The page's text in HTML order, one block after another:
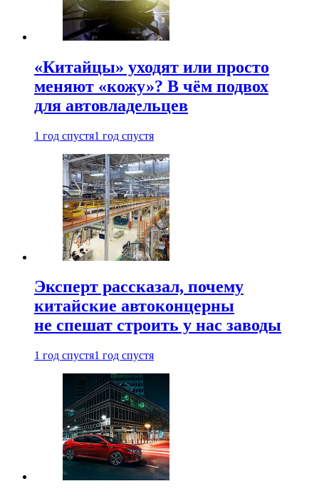
«Китайцы» уходят или просто
меняют «кожу»? В чём подвох
для автовладельцев
1 год спустя1 год спустя
Эксперт рассказал, почему
китайские автоконцерны
не спешат строить у нас заводы
1 год спустя1 год спустя